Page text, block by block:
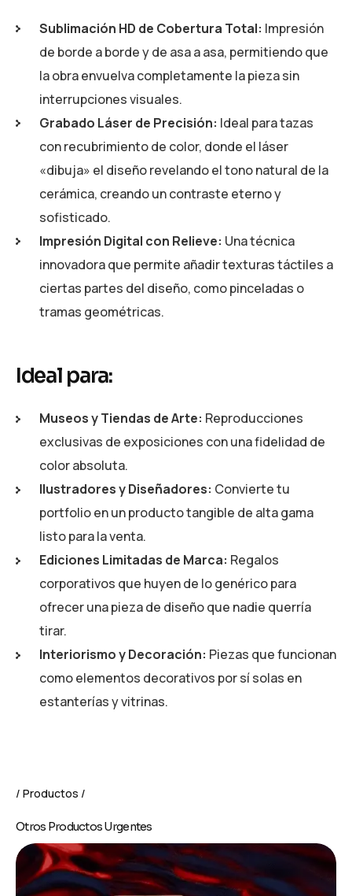
Sublimación HD de Cobertura Total: Impresión
de borde a borde y de asa a asa, permitiendo que
la obra envuelva completamente la pieza sin
interrupciones visuales.
Grabado Láser de Precisión: Ideal para tazas
con recubrimiento de color, donde el láser
«dibuja» el diseño revelando el tono natural de la
cerámica, creando un contraste eterno y
sofisticado.
Impresión Digital con Relieve: Una técnica
innovadora que permite añadir texturas táctiles a
ciertas partes del diseño, como pinceladas o
tramas geométricas.
Ideal para:
Museos y Tiendas de Arte: Reproducciones
exclusivas de exposiciones con una fidelidad de
color absoluta.
Ilustradores y Diseñadores: Convierte tu
portfolio en un producto tangible de alta gama
listo para la venta.
Ediciones Limitadas de Marca: Regalos
corporativos que huyen de lo genérico para
ofrecer una pieza de diseño que nadie querría
tirar.
Interiorismo y Decoración: Piezas que funcionan
como elementos decorativos por sí solas en
estanterías y vitrinas.
Productos
Otros Productos Urgentes